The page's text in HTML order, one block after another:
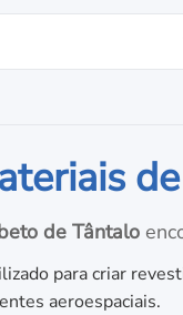
de Tântalo
para criar
aeroespaciais.